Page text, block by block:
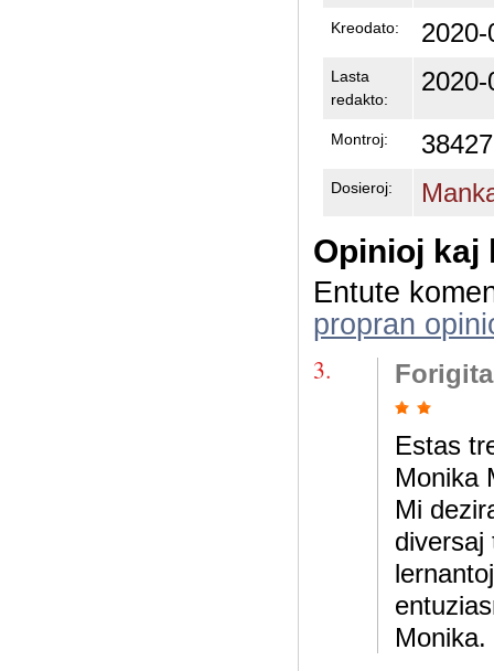
Kreodato:
Lasta
redakto:
Montroj: 38427
Dosieroj:
Opinioj kaj
Entute
propran
3.
Estas
Monika
Mi
diversaj
Monika.